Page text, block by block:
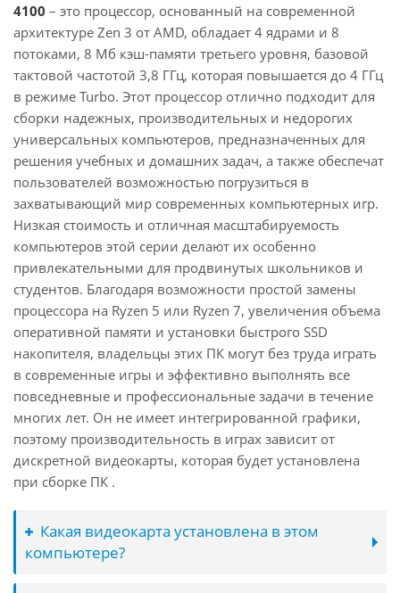
4100 – это процессор, основанный на современной
архитектуре Zen 3 от AMD, обладает 4 ядрами и 8
потоками, 8 Мб кэш-памяти третьего уровня, базовой
тактовой частотой 3,8 ГГц, которая повышается до 4 ГГц
в режиме Turbo. Этот процессор отлично подходит для
сборки надежных, производительных и недорогих
универсальных компьютеров, предназначенных для
решения учебных и домашних задач, а также обеспечат
пользователей возможностью погрузиться в
захватывающий мир современных компьютерных игр.
Низкая стоимость и отличная масштабируемость
компьютеров этой серии делают их особенно
привлекательными для продвинутых школьников и
студентов. Благодаря возможности простой замены
процессора на Ryzen 5 или Ryzen 7, увеличения объема
оперативной памяти и установки быстрого SSD
накопителя, владельцы этих ПК могут без труда играть
в современные игры и эффективно выполнять все
повседневные и профессиональные задачи в течение
многих лет. Он не имеет интегрированной графики,
поэтому производительность в играх зависит от
дискретной видеокарты, которая будет установлена
при сборке ПК .
Какая видеокарта установлена в этом
компьютере?